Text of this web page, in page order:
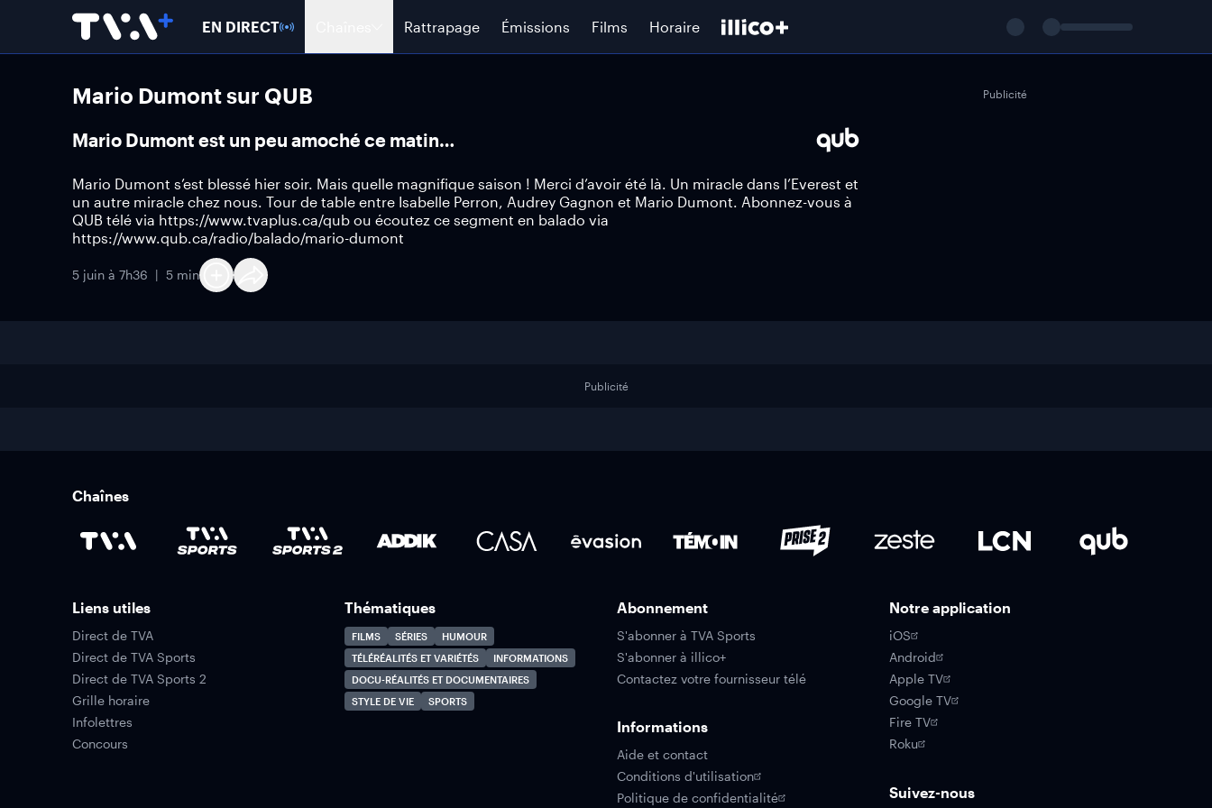
EN DIRECT Rattrapage Émissions Films Horaire
Mario Dumont sur QUB
Mario Dumont est un peu amoché ce matin…
Mario Dumont s’est blessé hier soir. Mais quelle magnifique saison ! Merci d’avoir été là. Un miracle dans l’Everest et
un autre miracle chez nous. Tour de table entre Isabelle Perron, Audrey Gagnon et Mario Dumont. Abonnez-vous à
QUB télé via https://www.tvaplus.ca/qub ou écoutez ce segment en balado via
https://www.qub.ca/radio/balado/mario-dumont
5 juin à 7h36 5 min
Publicité
Publicité
Chaînes
Liens utiles
Direct de TVA
Direct de TVA Sports
Direct de TVA Sports 2
Grille horaire
Infolettres
Concours
Thématiques
FILMS SÉRIES
HUMOUR
TÉLÉRÉALITÉS ET VARIÉTÉS
INFORMATIONS
DOCU-RÉALITÉS ET DOCUMENTAIRES
STYLE DE VIE
SPORTS
Abonnement
S'abonner à TVA Sports
S'abonner à illico+
Contactez votre fournisseur télé
Informations
Aide et contact
Conditions d'utilisation
Politique de confidentialité
Notre application
iOS
Android
Apple TV
Google TV
Fire TV
Roku
Suivez-nous